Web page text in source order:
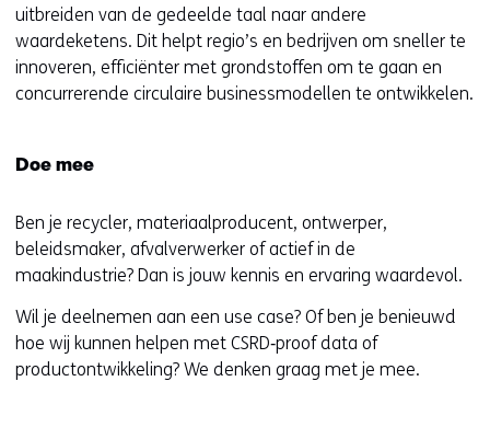
uitbreiden van de gedeelde taal naar andere
waardeketens. Dit helpt regio’s en bedrijven om sneller te
innoveren, efficiënter met grondstoffen om te gaan en
concurrerende circulaire businessmodellen te ontwikkelen.
Doe mee
Ben je recycler, materiaalproducent, ontwerper,
beleidsmaker, afvalverwerker of actief in de
maakindustrie? Dan is jouw kennis en ervaring waardevol.
Wil je deelnemen aan een use case? Of ben je benieuwd
hoe wij kunnen helpen met CSRD‑proof data of
productontwikkeling? We denken graag met je mee.